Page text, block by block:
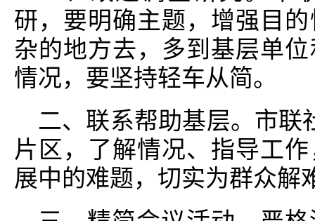
研，要明确主题，增强目
杂的地方去，多到基层单
情况，要坚持轻车从简。
二、联系帮助基层。市联
片区，了解情况、指导工
展中的难题，切实为群众解